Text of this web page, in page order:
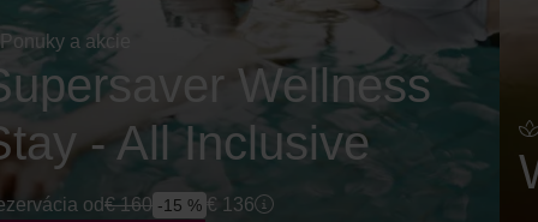
Ponuky a akcie
Wellness
- All Inclusive
od€160 -15 % € 136